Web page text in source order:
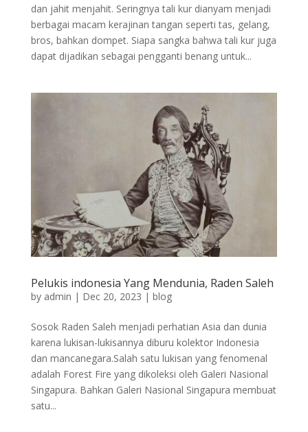
dan jahit menjahit. Seringnya tali kur dianyam menjadi
berbagai macam kerajinan tangan seperti tas, gelang,
bros, bahkan dompet. Siapa sangka bahwa tali kur juga
dapat dijadikan sebagai pengganti benang untuk...
Pelukis indonesia Yang Mendunia, Raden Saleh
by admin | Dec 20, 2023 | blog
Sosok Raden Saleh menjadi perhatian Asia dan dunia
karena lukisan-lukisannya diburu kolektor Indonesia
dan mancanegara.Salah satu lukisan yang fenomenal
adalah Forest Fire yang dikoleksi oleh Galeri Nasional
Singapura. Bahkan Galeri Nasional Singapura membuat
satu...